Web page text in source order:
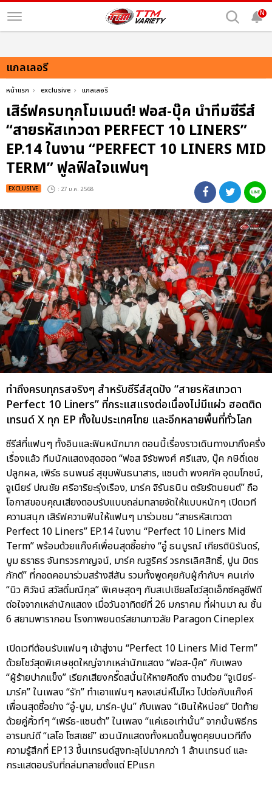
N
แกลเลอรี
หน้าแรก exclusive แกลเลอรี
เสิร์ฟครบทุกโมเมนต์! ฟอส-บุ๊ค นำทีมซีรีส์
“สายรหัสเทวดา PERFECT 10 LINERS”
EP.14 ในงาน “PERFECT 10 LINERS MID
TERM” ฟูลฟิลใจแฟนๆ
EXCLUSIVE : 27 ม.ค. 2568
ทำถึงครบทุกรสจริงๆ สำหรับซีรีส์สุดปัง “สายรหัสเทวดา
Perfect 10 Liners” ที่กระแสแรงต่อเนื่องไม่มีแผ่ว ฮอตติด
เทรนด์ X ทุก EP ทั้งในประเทศไทย และอีกหลายพื้นที่ทั่วโลก
ซีรีส์ที่แฟนๆ ทั้งอินและฟินหนักมาก ตอนนี้เรื่องราวเดินทางมาถึงครึ่ง
เรื่องแล้ว ทีมนักแสดงสุดฮอต “ฟอส จิรัชพงศ์ ศรีแสง, บุ๊ค กษิดิ์เดช
ปลูกผล, เพิร์ธ ธนพนธ์ สุขุมพันธนาสาร, แซนต้า พงศภัค อุดมโภชน์,
จูเนียร์ ปณชัย ศรีอาริยะรุ่งเรือง, มาร์ค จิรันธนิน ตรัยรัตนยนต์” ถือ
โอกาสขอบคุณเสียงตอบรับแบบถล่มทลายจัดให้แบบหนักๆ เปิดเวที
ความสนุก เสิร์ฟความฟินให้แฟนๆ มาร่วมชม “สายรหัสเทวดา
Perfect 10 Liners” EP.14 ในงาน “Perfect 10 Liners Mid
Term” พร้อมด้วยแก๊งค์เพื่อนสุดซี้อย่าง “อู๋ ธนบูรณ์ เกียรตินิรันดร์,
บูม ธราธร จันทรวรกาญจน์, มาร์ค ณฐริศร์ วรกรเลิศสิทธิ์, ปูน มิตร
ภักดี” ที่กอดคอมาร่วมสร้างสีสัน รวมทั้งพูดคุยกับผู้กำกับฯ คนเก่ง
“นิว ศิวัจน์ สวัสดิ์มณีกุล” พิเศษสุดๆ กับสเปเชียลโชว์สุดเอ็กซ์คลูซีฟดี
ต่อใจจากเหล่านักแสดง เมื่อวันอาทิตย์ที่ 26 มกราคม ที่ผ่านมา ณ ชั้น
6 สยามพารากอน โรงภาพยนตร์สยามภาวลัย Paragon Cineplex
เปิดเวทีต้อนรับแฟนๆ เข้าสู่งาน “Perfect 10 Liners Mid Term”
ด้วยโชว์สุดพิเศษชุดใหญ่จากเหล่านักแสดง “ฟอส-บุ๊ค” กับเพลง
“ผู้ร้ายปากแข็ง” เรียกเสียงกรี๊ดสนั่นให้หายคิดถึง ตามด้วย “จูเนียร์-
มาร์ค” ในเพลง “รัก” ทำเอาแฟนๆ หลงเสน่ห์ไม่ไหว ไปต่อกับแก๊งค์
เพื่อนสุดซี้อย่าง “อู๋-บูม, มาร์ค-ปูน” กับเพลง “เขินให้หน่อย” ปิดท้าย
ด้วยคู่คิ้วท์ๆ “เพิร์ธ-แซนต้า” ในเพลง “แค่เธอเท่านั้น” จากนั้นพิธีกร
อารมณ์ดี “เลโอ โซสเซย์” ชวนนักแสดงทั้งหมดขึ้นพูดคุยบนเวทีถึง
ความรู้สึกที่ EP13 ขึ้นเทรนด์สูงทะลุไปมากกว่า 1 ล้านเทรนด์ และ
กระแสตอบรับที่ถล่มทลายตั้งแต่ EPแรก